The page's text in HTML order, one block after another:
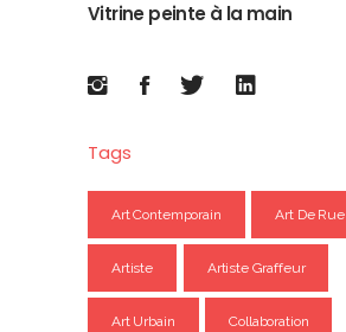
Vitrine peinte à la main
Tags
Art Contemporain Art De Rue
Artiste Artiste Graffeur
Art Urbain Collaboration